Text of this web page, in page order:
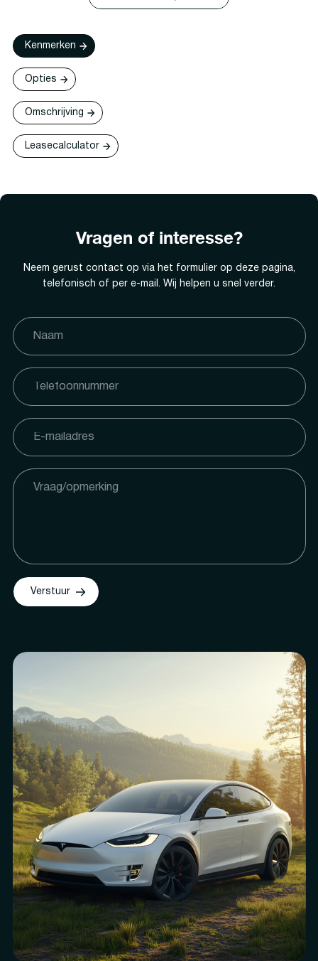
Kenmerken
Opties
Omschrijving
Leasecalculator
Vragen of interesse?
Neem gerust contact op via het formulier op deze pagina,
telefonisch of per e-mail. Wij helpen u snel verder.
Verstuur